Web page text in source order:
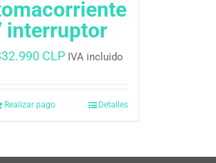
interruptor
32.990 CLP IVA incluido
Realizar pago Detalles